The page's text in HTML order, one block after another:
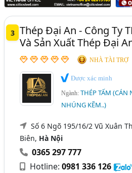
3 Thép Đại An - Công Ty
Và Sản Xuất Thép Đại
NHÀ TÀI TRỢ
Được xác minh
Ngành:THÉP TẤM (CÁN
NHÚNG KẼM..)
Số 6 Ngõ 195/16/2 Vũ Xuân
Biên, Hà Nội
0365 297 777
Hotline:0981 336 126